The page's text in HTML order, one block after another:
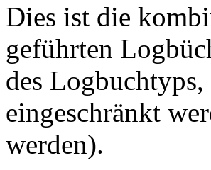
Dies ist die
geführten
des Logbuchtyps,
eingeschränkt
werden).